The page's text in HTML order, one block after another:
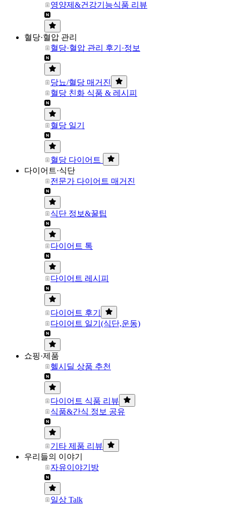
영양제&건강기능식품 리뷰
혈당·혈압 관리
혈당·혈압 관리 후기·정보
당뇨/혈당 매거진
혈당 친화 식품 & 레시피
혈당 일기
혈당 다이어트
다이어트·식단
전문가 다이어트 매거진
식단 정보&꿀팁
다이어트 톡
다이어트 레시피
다이어트 후기
다이어트 일기(식단,운동)
쇼핑·제품
헬시딜 상품 추천
다이어트 식품 리뷰
식품&간식 정보 공유
기타 제품 리뷰
우리들의 이야기
자유이야기방
일상 Talk